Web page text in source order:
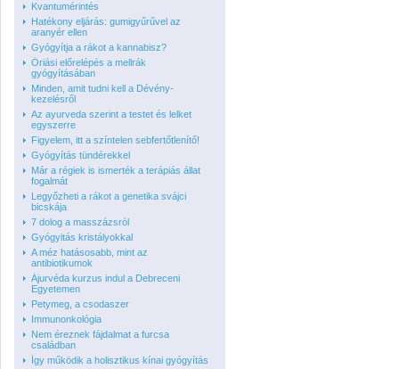
Kvantumérintés
Hatékony eljárás: gumigyűrűvel az
aranyér ellen
Gyógyítja a rákot a kannabisz?
Óriási előrelépés a mellrák
gyógyításában
Minden, amit tudni kell a Dévény-
kezelésről
Az ayurveda szerint a testet és lelket
egyszerre
Figyelem, itt a színtelen sebfertőtlenítő!
Gyógyítás tündérekkel
Már a régiek is ismerték a terápiás állat
fogalmát
Legyőzheti a rákot a genetika svájci
bicskája
7 dolog a masszázsról
Gyógyitás kristályokkal
A méz hatásosabb, mint az
antibiotikumok
Ájurvéda kurzus indul a Debreceni
Egyetemen
Petymeg, a csodaszer
Immunonkológia
Nem éreznek fájdalmat a furcsa
családban
Így működik a holisztikus kínai gyógyítás